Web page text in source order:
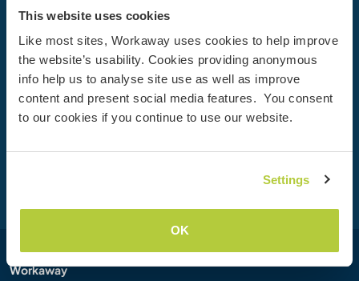
This website uses cookies
Like most sites, Workaway uses cookies to help improve
the website’s usability. Cookies providing anonymous
info help us to analyse site use as well as improve
content and present social media features. You consent
to our cookies if you continue to use our website.
Settings
OK
Dein nächstes Abenteuer beginnt
heute
Werde heute Mitglied der Workaway-Community und
erlebe einzigartige Reiseerfahrungen mit mehr als 50.000
Möglichkeiten weltweit.
Workaway